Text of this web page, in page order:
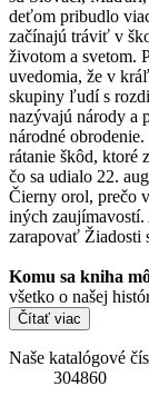
deťom pribudlo
začínajú tráviť v
životom a svetom.
uvedomia, že v
skupiny ľudí s
nazývajú národy a
národné
rátanie škôd, ktoré
čo sa udialo 22.
Čierny orol, prečo
iných
zarapovať Žiadosti
Komu sa kniha
všetko o našej
Čítať viac
Naše katalógové
304860